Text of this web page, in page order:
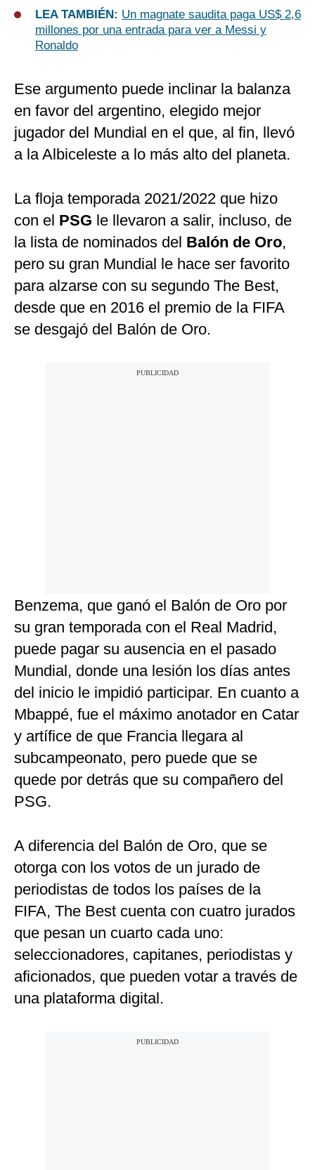
LEA TAMBIÉN: Un magnate saudita paga US$ 2,6
millones por una entrada para ver a Messi y
Ronaldo
Ese argumento puede inclinar la balanza
en favor del argentino, elegido mejor
jugador del Mundial en el que, al fin, llevó
a la Albiceleste a lo más alto del planeta.
La floja temporada 2021/2022 que hizo
con el PSG le llevaron a salir, incluso, de
la lista de nominados del Balón de Oro,
pero su gran Mundial le hace ser favorito
para alzarse con su segundo The Best,
desde que en 2016 el premio de la FIFA
se desgajó del Balón de Oro.
Benzema, que ganó el Balón de Oro por
su gran temporada con el Real Madrid,
puede pagar su ausencia en el pasado
Mundial, donde una lesión los días antes
del inicio le impidió participar. En cuanto a
Mbappé, fue el máximo anotador en Catar
y artífice de que Francia llegara al
subcampeonato, pero puede que se
quede por detrás que su compañero del
PSG.
A diferencia del Balón de Oro, que se
otorga con los votos de un jurado de
periodistas de todos los países de la
FIFA, The Best cuenta con cuatro jurados
que pesan un cuarto cada uno:
seleccionadores, capitanes, periodistas y
aficionados, que pueden votar a través de
una plataforma digital.